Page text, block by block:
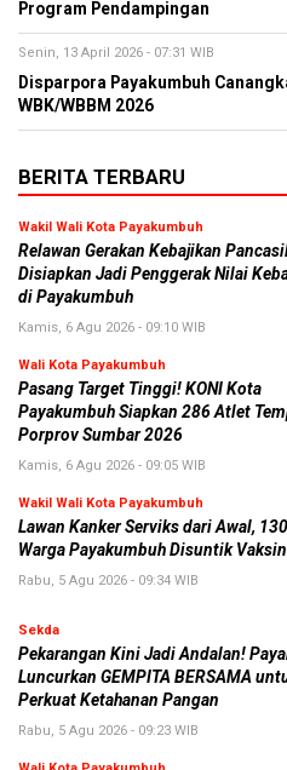
Program Pendampingan
Senin, 13 April 2026 - 07:31 WIB
Disparpora Payakumbuh
WBK/WBBM 2026
BERITA TERBARU
Wakil Wali Kota Payakumbuh
Relawan Gerakan Kebajikan
Disiapkan Jadi Penggerak Nilai
di Payakumbuh
Kamis, 6 Agu 2026 - 09:10 WIB
Wali Kota Payakumbuh
Pasang Target Tinggi! KONI Kota
Payakumbuh Siapkan 286 Atlet
Porprov Sumbar 2026
Kamis, 6 Agu 2026 - 09:05 WIB
Wakil Wali Kota Payakumbuh
Lawan Kanker Serviks dari Awal,
Warga Payakumbuh Disuntik
Rabu, 5 Agu 2026 - 09:34 WIB
Sekda
Pekarangan Kini Jadi Andalan!
Luncurkan GEMPITA BERSAMA
Perkuat Ketahanan Pangan
Rabu, 5 Agu 2026 - 09:23 WIB